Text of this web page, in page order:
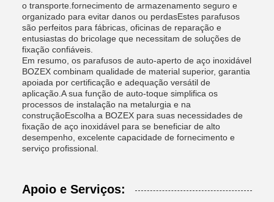
o transporte.fornecimento de armazenamento seguro e
organizado para evitar danos ou perdasEstes parafusos
são perfeitos para fábricas, oficinas de reparação e
entusiastas do bricolage que necessitam de soluções de
fixação confiáveis.
Em resumo, os parafusos de auto-aperto de aço inoxidável
BOZEX combinam qualidade de material superior, garantia
apoiada por certificação e adequação versátil de
aplicação.A sua função de auto-toque simplifica os
processos de instalação na metalurgia e na
construçãoEscolha a BOZEX para suas necessidades de
fixação de aço inoxidável para se beneficiar de alto
desempenho, excelente capacidade de fornecimento e
serviço profissional.
Apoio e Serviços: